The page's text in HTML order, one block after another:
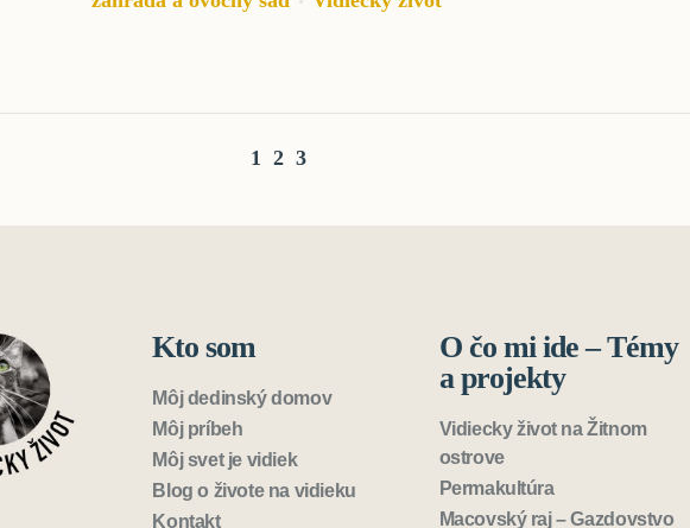
1 2 3
Kto som
Môj dedinský domov
Môj príbeh
Môj svet je vidiek
Blog o živote na vidieku
Kontakt
O čo mi ide – Témy
a projekty
Vidiecky život na Žitnom
ostrove
Permakultúra
Macovský raj – Gazdovstvo